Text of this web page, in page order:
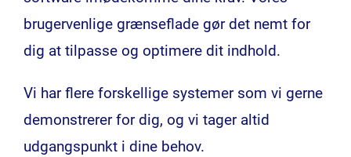
brugervenlige grænseflade gør det nemt for
dig at tilpasse og optimere dit indhold.
Vi har flere forskellige systemer som vi gerne
demonstrerer for dig, og vi tager altid
udgangspunkt i dine behov.